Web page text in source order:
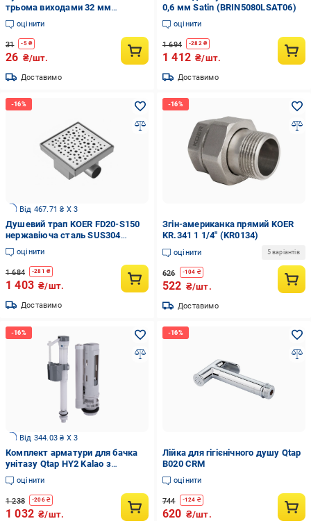
трьома виходами 32 мм
(KP0038)
оцінити
31 -5₴
26 ₴/шт.
Доставимо
0,6 мм Satin (BRIN5080LSAT06)
оцінити
1 694 -282₴
1 412 ₴/шт.
Доставимо
Від 467.71 ₴ X 3
Душевий трап KOER FD20-S150
нержавіюча сталь SUS304
(KR3282)
оцінити
1 684 -281 ₴
1 403 ₴/шт.
Доставимо
Згін-американка прямий KOER
KR.341 1 1/4" (KR0134)
оцінити 5 варіантів
626 -104 ₴
522 ₴/шт.
Доставимо
Від 344.03 ₴ X 3
Комплект арматури для бачка
унітазу Qtap HY2 Kalao з
подвійною круглою кнопкою
змиву 4,8 см та клапаном
нижньої подачі води 3/6L CHR
(SD00052241)
оцінити
1 238 -206₴
1 032 ₴/шт.
Лійка для гігієнічного душу Qtap
B020 CRM
оцінити
744 -124 ₴
620 ₴/шт.